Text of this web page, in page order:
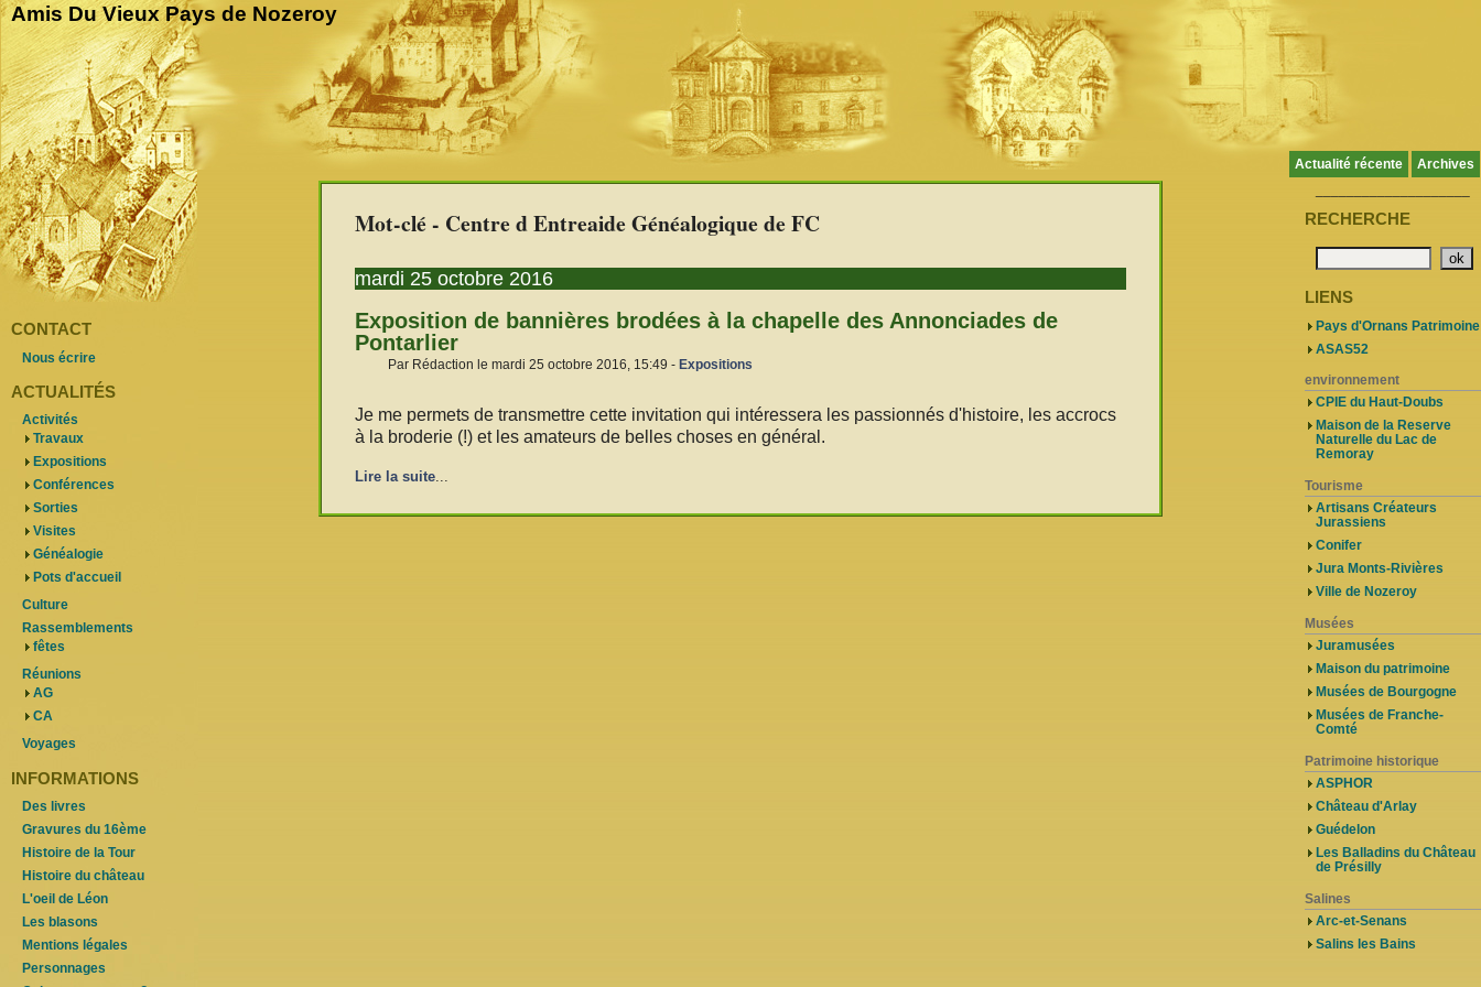
Amis Du Vieux Pays de Nozeroy
Actualité récente Archives
Mot-clé - Centre d Entreaide Généalogique de FC
mardi 25 octobre 2016
Exposition de bannières brodées à la chapelle des Annonciades de
Pontarlier
Par Rédaction le mardi 25 octobre 2016, 15:49 - Expositions
Je me permets de transmettre cette invitation qui intéressera les passionnés d'histoire, les accrocs
à la broderie (!) et les amateurs de belles choses en général.
Lire la suite...
CONTACT
Nous écrire
ACTUALITÉS
Activités
Travaux
Expositions
Conférences
Sorties
Visites
Généalogie
Pots d'accueil
Culture
Rassemblements
fêtes
Réunions
AG
CA
Voyages
INFORMATIONS
Des livres
Gravures du 16ème
Histoire de la Tour
Histoire du château
L'oeil de Léon
Les blasons
Mentions légales
Personnages
RECHERCHE
LIENS
Pays d'Ornans Patrimoine
ASAS52
environnement
CPIE du Haut-Doubs
Maison de la Reserve
Naturelle du Lac de
Remoray
Tourisme
Artisans Créateurs
Jurassiens
Conifer
Jura Monts-Rivières
Ville de Nozeroy
Musées
Juramusées
Maison du patrimoine
Musées de Bourgogne
Musées de Franche-
Comté
Patrimoine historique
ASPHOR
Château d'Arlay
Guédelon
Les Balladins du Château
de Présilly
Salines
Arc-et-Senans
Salins les Bains